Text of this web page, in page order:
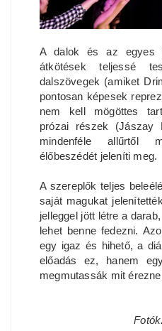
A dalok és az egyes
átkötések teljessé
dalszövegek (amiket
pontosan képesek
nem kell mögöttes
prózai részek (Jászay
mindenféle allűrtől
élőbeszédét jeleníti meg.
A szereplők teljes
saját magukat
jelleggel jött létre a
lehet benne fedezni.
egy igaz és hihető, a
előadás ez, hanem
megmutassák mit